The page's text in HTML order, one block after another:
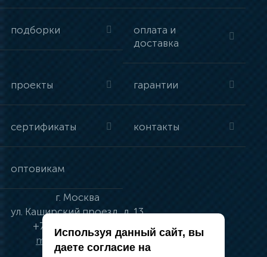
подборки
оплата и
доставка
проекты гарантии
сертификаты контакты
оптовикам
г. Москва
ул. Каширский проезд, д. 13
+7 (495) 134-41-83
moskva@vincci.ru
Используя данный сайт, вы
даете согласие на